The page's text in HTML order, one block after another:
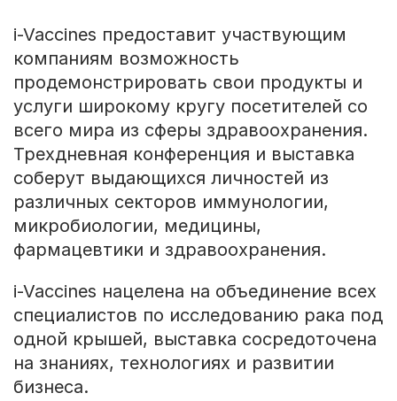
i-Vaccines предоставит участвующим
компаниям возможность
продемонстрировать свои продукты и
услуги широкому кругу посетителей со
всего мира из сферы здравоохранения.
Трехдневная конференция и выставка
соберут выдающихся личностей из
различных секторов иммунологии,
микробиологии, медицины,
фармацевтики и здравоохранения.
i-Vaccines нацелена на объединение всех
специалистов по исследованию рака под
одной крышей, выставка сосредоточена
на знаниях, технологиях и развитии
бизнеса.